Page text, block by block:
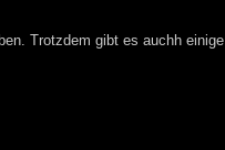
Trotzdem gibt es auchh einige